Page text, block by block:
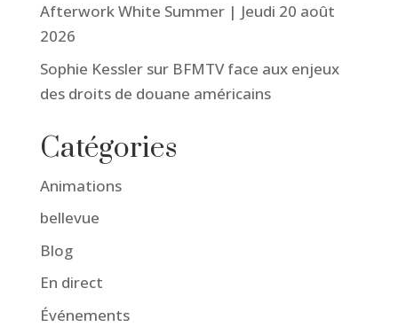
Afterwork White Summer | Jeudi 20 août
2026
Sophie Kessler sur BFMTV face aux enjeux
des droits de douane américains
Catégories
Animations
bellevue
Blog
En direct
Événements